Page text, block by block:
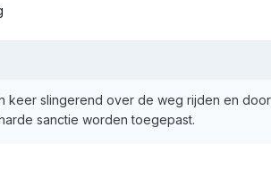
keer slingerend over de weg rijden en
sanctie worden toegepast.